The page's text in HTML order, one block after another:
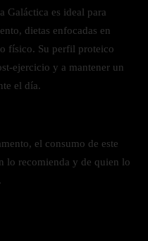
Galáctica es ideal para
dietas enfocadas en
físico. Su perfil proteico
ejercicio y a mantener un
el día.
el consumo de este
lo recomienda y de quien lo